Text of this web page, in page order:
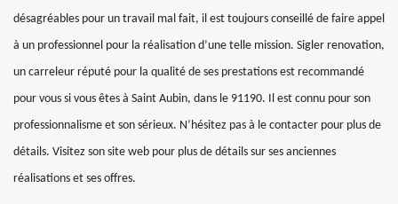
désagréables pour un travail mal fait, il est toujours conseillé de faire appel
à un professionnel pour la réalisation d’une telle mission. Sigler renovation,
un carreleur réputé pour la qualité de ses prestations est recommandé
pour vous si vous êtes à Saint Aubin, dans le 91190. Il est connu pour son
professionnalisme et son sérieux. N’hésitez pas à le contacter pour plus de
détails. Visitez son site web pour plus de détails sur ses anciennes
réalisations et ses offres.